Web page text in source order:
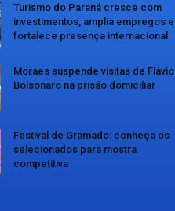
Turismo do Paraná cresce com
investimentos, amplia empregos e
fortalece presença internacional
Moraes suspende visitas de
Bolsonaro na prisão domiciliar
Festival de Gramado: conheça os
selecionados para mostra
competitiva